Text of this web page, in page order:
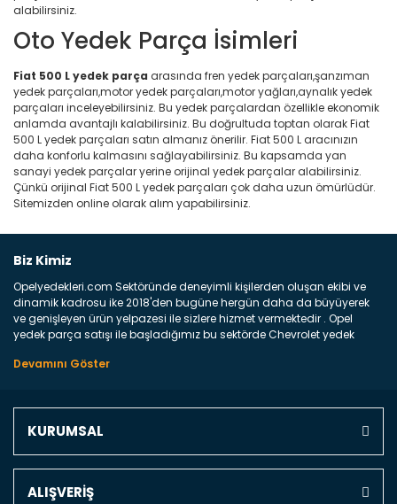
alabilirsiniz.
Oto Yedek Parça İsimleri
Fiat 500 L yedek parça arasında fren yedek parçaları,şanzıman
yedek parçaları,motor yedek parçaları,motor yağları,aynalık yedek
parçaları inceleyebilirsiniz. Bu yedek parçalardan özellikle ekonomik
anlamda avantajlı kalabilirsiniz. Bu doğrultuda toptan olarak Fiat
500 L yedek parçaları satın almanız önerilir. Fiat 500 L aracınızın
daha konforlu kalmasını sağlayabilirsiniz. Bu kapsamda yan
sanayi yedek parçalar yerine orijinal yedek parçalar alabilirsiniz.
Çünkü orijinal Fiat 500 L yedek parçaları çok daha uzun ömürlüdür.
Sitemizden online olarak alım yapabilirsiniz.
Biz Kimiz
Opelyedekleri.com Sektöründe deneyimli kişilerden oluşan ekibi ve
dinamik kadrosu ike 2018'den bugüne hergün daha da büyüyerek
ve genişleyen ürün yelpazesi ile sizlere hizmet vermektedir . Opel
yedek parça satışı ile başladığımız bu sektörde Chevrolet yedek
marka araçların ve FCA Grubun Fiat ve Alfa Romeo yedek parça
Türkiyenin 4 bir yanına ve uluslarası dünyanın dört bir yanına
parça gelebilir ancak bunları biraz toparlarsak aşağıda belirttiğimiz
KURUMSAL
ALIŞVERİŞ